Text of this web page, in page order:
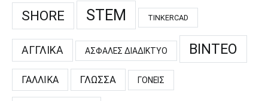
SHORE STEM TINKERCAD
ΑΓΓΛΙΚΆ ΑΣΦΑΛΈΣ ΔΙΑΔΊΚΤΥΟ ΒΊΝΤΕΟ
ΓΑΛΛΙΚΆ ΓΛΏΣΣΑ ΓΟΝΕΊΣ